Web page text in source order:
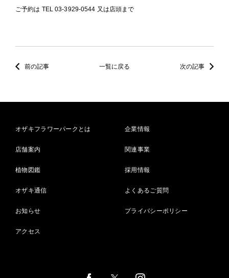
ご予約は TEL 03-3929-0544 又は店頭まで
前の記事 一覧に戻る 次の記事
オザキフラワーパークとは
店舗案内
植物図鑑
オザキ通信
お知らせ
アクセス
企業情報
関連事業
採用情報
よくあるご質問
プライバシーポリシー